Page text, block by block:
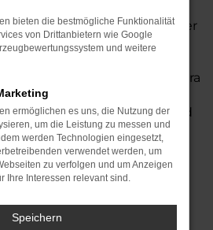
und seit der Gründung in
Aus Bad Nauheim ist der
Bestimmt haben auch Sie
– wir laden Sie herzlich ein,
zu lernen. Ihren Nissan Micra
als Neuwagen oder auch
Tageszulassungen und
breites Sortiment
Bad Nauheim
bieten die bestmögliche Funktionalität
von Drittanbietern wie Google
und weitere
ermöglichen es uns, die Nutzung der
um die Leistung zu messen und
werden Technologien eingesetzt,
verwendet werden, um
zu verfolgen und um Anzeigen
Ihre Interessen relevant sind.
Speichern